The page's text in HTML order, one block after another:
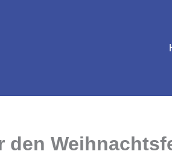
den